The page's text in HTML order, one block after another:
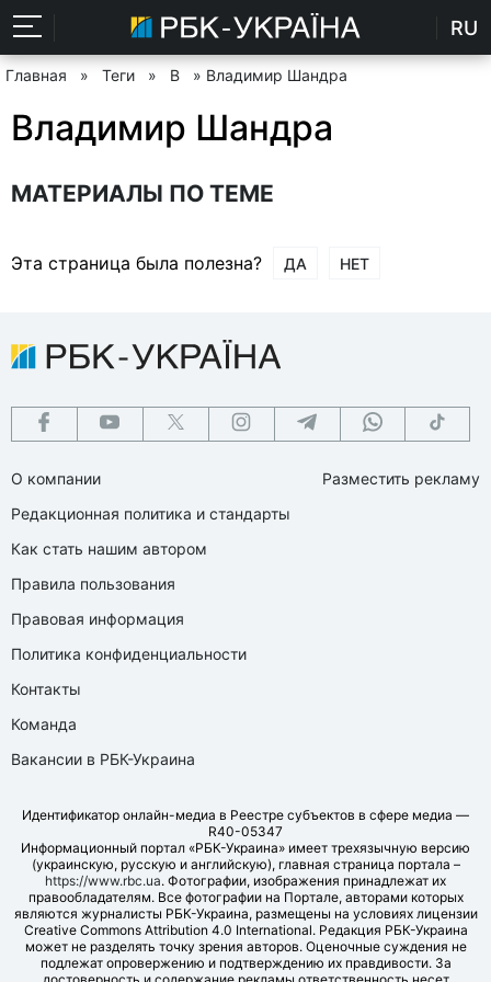
RU
Главная » Теги » В » Владимир Шандра
Владимир Шандра
МАТЕРИАЛЫ ПО ТЕМЕ
Эта страница была полезна? ДА НЕТ
О компании
Редакционная политика и стандарты
Как стать нашим автором
Правила пользования
Правовая информация
Политика конфиденциальности
Контакты
Команда
Вакансии в РБК-Украина
Разместить рекламу
Идентификатор онлайн-медиа в Реестре субъектов в сфере медиа —
R40-05347
Информационный портал «РБК-Украина» имеет трехязычную версию
(украинскую, русскую и английскую), главная страница портала –
https://www.rbc.ua. Фотографии, изображения принадлежат их
правообладателям. Все фотографии на Портале, авторами которых
являются журналисты РБК-Украина, размещены на условиях лицензии
Creative Commons Attribution 4.0 International. Редакция РБК-Украина
может не разделять точку зрения авторов. Оценочные суждения не
подлежат опровержению и подтверждению их правдивости. За